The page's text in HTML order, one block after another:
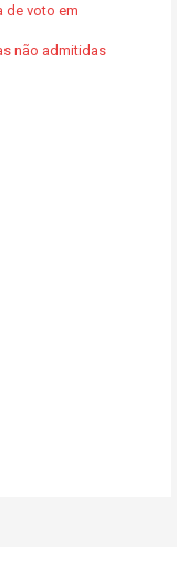
de voto em
não admitidas